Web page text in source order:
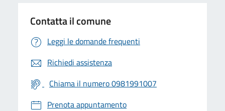
Contatta il comune
Leggi le domande frequenti
Richiedi assistenza
Chiama il numero 0981991007
Prenota appuntamento